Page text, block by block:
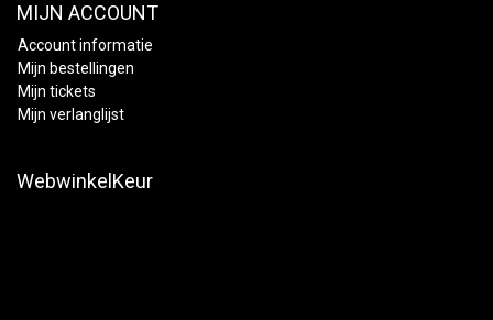
MIJN ACCOUNT
Account informatie
Mijn bestellingen
Mijn tickets
Mijn verlanglijst
WebwinkelKeur